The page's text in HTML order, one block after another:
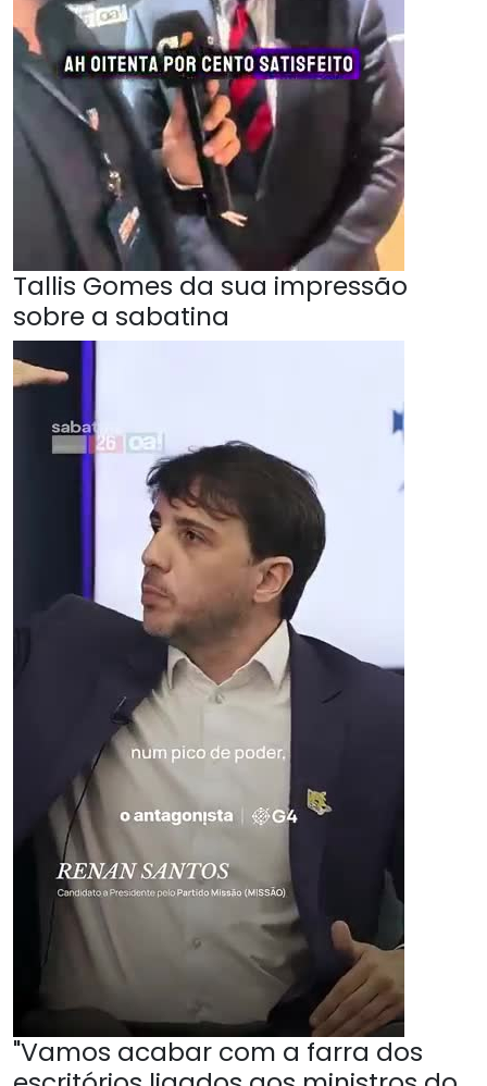
Tallis Gomes da sua impressão
sobre a sabatina
"Vamos acabar com a farra dos